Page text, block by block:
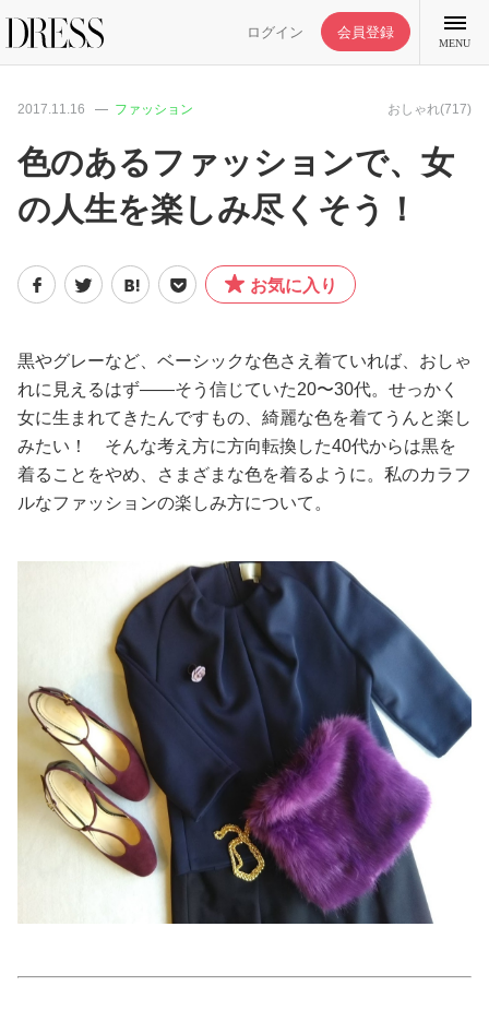
ログイン 会員登録
MENU
特集記事
DRESS部活
ファッション
恋愛/結婚/離婚
ワークスタイル
妊娠/出産/家族
ココロ/カラダ
グルメ
トラベル
カルチャー/エンタメ
占い
2017.11.16 ファッション おしゃれ(717)
色のあるファッションで、女
の人生を楽しみ尽くそう！
お気に入り
黒やグレーなど、ベーシックな色さえ着ていれば、おしゃ
れに見えるはず――そう信じていた20〜30代。せっかく
女に生まれてきたんですもの、綺麗な色を着てうんと楽し
みたい！ そんな考え方に方向転換した40代からは黒を
着ることをやめ、さまざまな色を着るように。私のカラフ
ルなファッションの楽しみ方について。